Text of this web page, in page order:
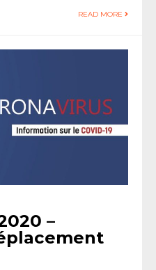
READ MORE
–